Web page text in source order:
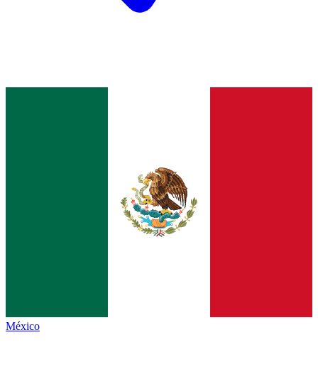
México